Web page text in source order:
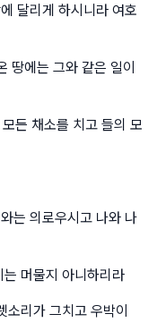
달리게 하시니라 여호
땅에는 그와 같은 일이
든 채소를 치고 들의 모
는 의로우시고 나와 나
머물지 아니하리라
리가 그치고 우박이